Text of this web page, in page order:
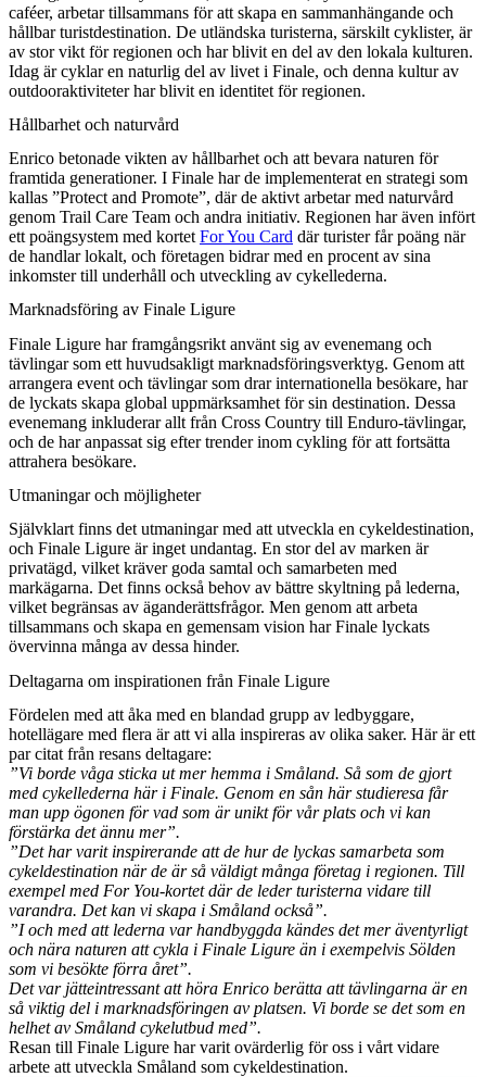
caféer, arbetar tillsammans för att skapa en sammanhängande och
hållbar turistdestination. De utländska turisterna, särskilt cyklister, är
av stor vikt för regionen och har blivit en del av den lokala kulturen.
Idag är cyklar en naturlig del av livet i Finale, och denna kultur av
outdooraktiviteter har blivit en identitet för regionen.
Hållbarhet och naturvård
Enrico betonade vikten av hållbarhet och att bevara naturen för
framtida generationer. I Finale har de implementerat en strategi som
kallas ”Protect and Promote”, där de aktivt arbetar med naturvård
genom Trail Care Team och andra initiativ. Regionen har även infört
ett poängsystem med kortet For You Card där turister får poäng när
de handlar lokalt, och företagen bidrar med en procent av sina
inkomster till underhåll och utveckling av cykellederna.
Marknadsföring av Finale Ligure
Finale Ligure har framgångsrikt använt sig av evenemang och
tävlingar som ett huvudsakligt marknadsföringsverktyg. Genom att
arrangera event och tävlingar som drar internationella besökare, har
de lyckats skapa global uppmärksamhet för sin destination. Dessa
evenemang inkluderar allt från Cross Country till Enduro-tävlingar,
och de har anpassat sig efter trender inom cykling för att fortsätta
attrahera besökare.
Utmaningar och möjligheter
Självklart finns det utmaningar med att utveckla en cykeldestination,
och Finale Ligure är inget undantag. En stor del av marken är
privatägd, vilket kräver goda samtal och samarbeten med
markägarna. Det finns också behov av bättre skyltning på lederna,
vilket begränsas av äganderättsfrågor. Men genom att arbeta
tillsammans och skapa en gemensam vision har Finale lyckats
övervinna många av dessa hinder.
Deltagarna om inspirationen från Finale Ligure
Fördelen med att åka med en blandad grupp av ledbyggare,
hotellägare med flera är att vi alla inspireras av olika saker. Här är ett
par citat från resans deltagare:
”Vi borde våga sticka ut mer hemma i Småland. Så som de gjort
med cykellederna här i Finale. Genom en sån här studieresa får
man upp ögonen för vad som är unikt för vår plats och vi kan
förstärka det ännu mer”.
”Det har varit inspirerande att de hur de lyckas samarbeta som
cykeldestination när de är så väldigt många företag i regionen. Till
exempel med For You-kortet där de leder turisterna vidare till
varandra. Det kan vi skapa i Småland också”.
”I och med att lederna var handbyggda kändes det mer äventyrligt
och nära naturen att cykla i Finale Ligure än i exempelvis Sölden
som vi besökte förra året”.
Det var jätteintressant att höra Enrico berätta att tävlingarna är en
så viktig del i marknadsföringen av platsen. Vi borde se det som en
helhet av Småland cykelutbud med”.
Resan till Finale Ligure har varit ovärderlig för oss i vårt vidare
arbete att utveckla Småland som cykeldestination.